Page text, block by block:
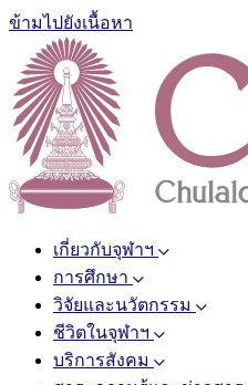
ข้ามไปยังเนื้อหา
เกี่ยวกับจุฬาฯ
การศึกษา
วิจัยและนวัตกรรม
ชีวิตในจุฬาฯ
บริการสังคม